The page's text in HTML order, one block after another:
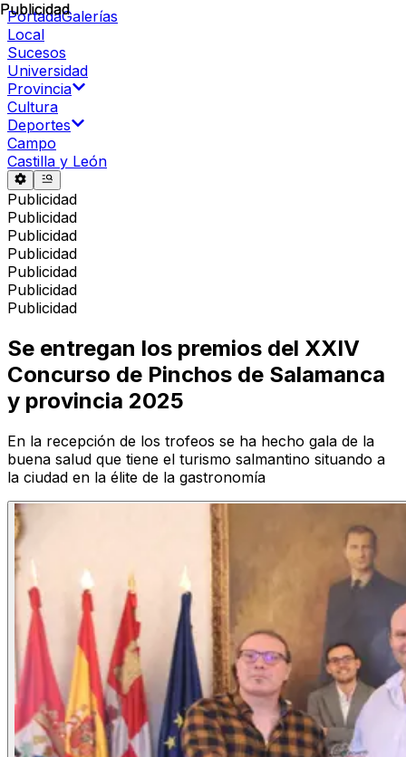
PortadaGalerías
Local
Sucesos
Universidad
Provincia
Cultura
Deportes
Campo
Castilla y León
Publicidad
Publicidad
Publicidad
Publicidad
Publicidad
Publicidad
Publicidad
Publicidad
Se entregan los premios del XXIV
Concurso de Pinchos de Salamanca
y provincia 2025
En la recepción de los trofeos se ha hecho gala de la
buena salud que tiene el turismo salmantino situando a
la ciudad en la élite de la gastronomía
Publicidad